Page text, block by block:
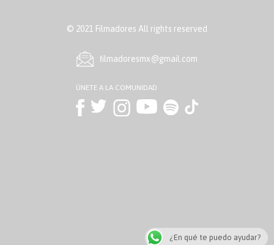
© 2021 Filmadores All rights reserved
ﬁlmadoresmx@gmail.com
ÚNETE A LA COMUNIDAD
¿En qué te puedo ayudar?